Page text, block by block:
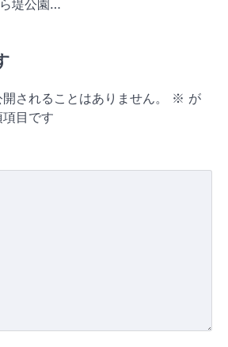
堤公園…
されることはありません。 ※ が
目です